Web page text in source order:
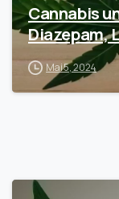
Cannabis
Diazepam,
Mai 5, 2024